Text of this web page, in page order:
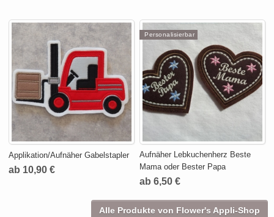
Applikation/Aufnäher Gabelstapler
ab 10,90 €
Personalisierbar
Aufnäher Lebkuchenherz Beste
Mama oder Bester Papa
ab 6,50 €
Alle Produkte von Flower's Appli-Shop